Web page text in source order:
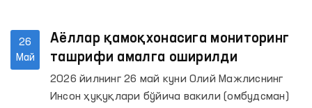
26
Май
Аёллар қамоқхонасига мониторинг
ташрифи амалга оширилди
2026 йилнинг 26 май куни Олий Мажлиснинг
Инсон ҳуқуқлари бўйича вакили (омбудсман)